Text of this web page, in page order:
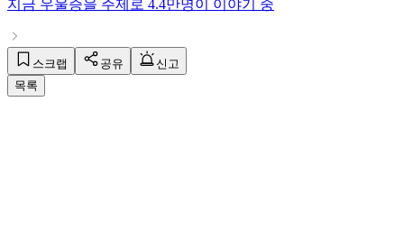
지금 우울증을 주제로 4.4만명이 이야기 중
스크랩 공유
신고
목록